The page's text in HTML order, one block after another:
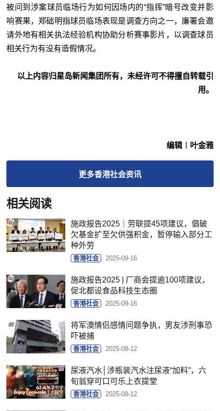
被问到涉案球员临场行为如何因场内的“指挥”暗号改变并影
响赛果，郑础明指球员临场表现是调查方向之一，廉署会邀
请外地有相关执法经验机构协助分析赛事影片，以调查球员
相关行为有没有造假情况。
以上内容归星岛新闻集团所有，未经许可不得擅自转载引
用。
编辑︱叶金雅
更多香港社会资讯
相关阅读
施政报告2025｜劳联提45项建议，倡破
欠基金扩至欠供强积金，暂停输入部分工
种外劳
香港社会 2025-09-16
施政报告2025 | 厂商会提逾100项建议，
促北都设食品科技生态圈
香港社会 2025-09-16
将军澳情侣感情问题争执，男友涉刑事恐
吓被捕
香港社会 2025-08-12
尿液汽水│涉瓶装汽水注尿液“加料”，六
旬翁穿可口可乐上衣提堂
香港社会 2025-08-12